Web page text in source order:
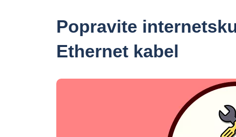
Popravite
Ethernet kabel